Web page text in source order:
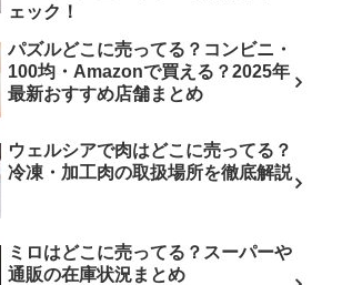
ェック！
パズルどこに売ってる？コンビニ・
100均・Amazonで買える？2025年
最新おすすめ店舗まとめ
ウェルシアで肉はどこに売ってる？
冷凍・加工肉の取扱場所を徹底解説
ミロはどこに売ってる？スーパーや
通販の在庫状況まとめ